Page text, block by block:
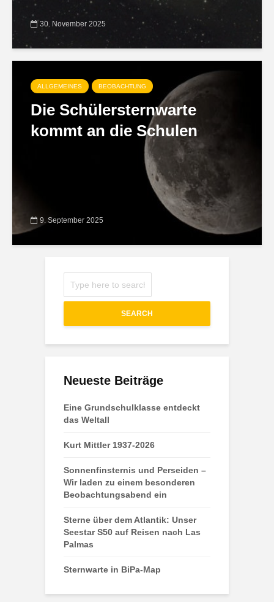
30. November 2025
ALLGEMEINES BEOBACHTUNG
Die Schülersternwarte
kommt an die Schulen
9. September 2025
SEARCH
Neueste Beiträge
Eine Grundschulklasse entdeckt
das Weltall
Kurt Mittler 1937-2026
Sonnenfinsternis und Perseiden –
Wir laden zu einem besonderen
Beobachtungsabend ein
Sterne über dem Atlantik: Unser
Seestar S50 auf Reisen nach Las
Palmas
Sternwarte in BiPa-Map